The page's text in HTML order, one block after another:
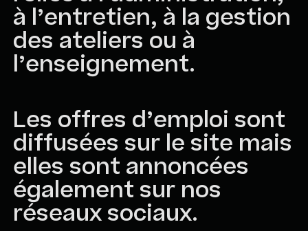
à l’entretien, à la gestion
des ateliers ou à
l’enseignement.
Les offres d’emploi sont
diffusées sur le site mais
elles sont annoncées
également sur nos
réseaux sociaux.